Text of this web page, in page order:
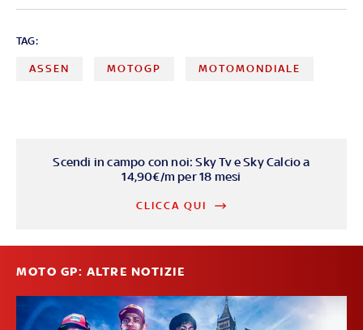
TAG:
ASSEN MOTOGP MOTOMONDIALE
Scendi in campo con noi: Sky Tv e Sky Calcio a
14,90€/m per 18 mesi
CLICCA QUI
MOTO GP: ALTRE NOTIZIE